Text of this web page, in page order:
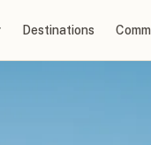
Destinations